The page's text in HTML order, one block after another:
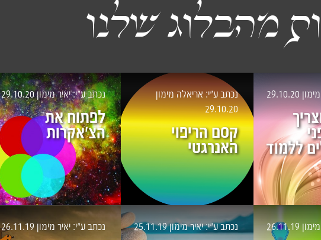
מהבלוג שלנו
29.10.20
ללמוד
נכתב ע״י: אריאלה מימון
29.10.20
קסם הריפוי
האנרגטי
נכתב ע״י: יאיר מימון 29.10.20
לפתוח את
הצ'אקרות
26.11.19 נכתב ע״י: יאיר מימון 25.11.19 נכתב ע״י: יאיר מימון 26.11.19